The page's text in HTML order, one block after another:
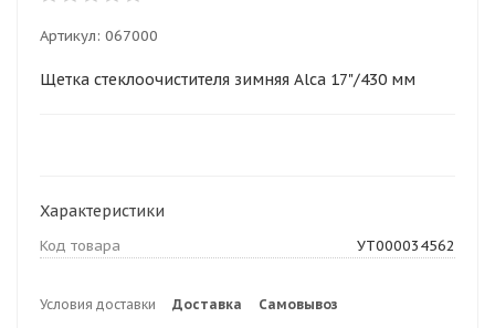
Артикул: 067000
Щетка стеклоочистителя зимняя Alca 17"/430 мм
Характеристики
Код товара УТ000034562
Условия доставки Доставка Самовывоз